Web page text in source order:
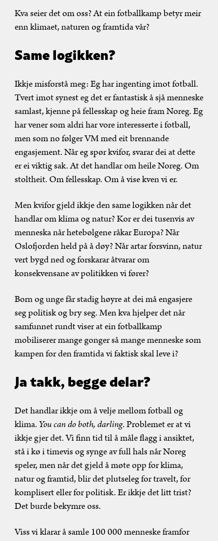
Kva seier det om oss? At ein fotballkamp betyr meir
enn klimaet, naturen og framtida vår?
Same logikken?
Ikkje misforstå meg: Eg har ingenting imot fotball.
Tvert imot synest eg det er fantastisk å sjå menneske
samlast, kjenne på fellesskap og heie fram Noreg. Eg
har vener som aldri har vore interesserte i fotball,
men som no følger VM med eit brennande
engasjement. Når eg spør kvifor, svarar dei at dette
er ei viktig sak. At det handlar om heile Noreg. Om
stoltheit. Om fellesskap. Om å vise kven vi er.
Men kvifor gjeld ikkje den same logikken når det
handlar om klima og natur? Kor er dei tusenvis av
menneska når hetebølgene råkar Europa? Når
Oslofjorden held på å døy? Når artar forsvinn, natur
vert bygd ned og forskarar åtvarar om
konsekvensane av politikken vi fører?
Born og unge får stadig høyre at dei må engasjere
seg politisk og bry seg. Men kva hjelper det når
samfunnet rundt viser at ein fotballkamp
mobiliserer mange gonger så mange menneske som
kampen for den framtida vi faktisk skal leve i?
Ja takk, begge delar?
Det handlar ikkje om å velje mellom fotball og
klima. You can do both, darling. Problemet er at vi
ikkje gjer det. Vi finn tid til å måle flagg i ansiktet,
stå i kø i timevis og synge av full hals når Noreg
speler, men når det gjeld å møte opp for klima,
natur og framtid, blir det plutseleg for travelt, for
komplisert eller for politisk. Er ikkje det litt trist?
Det burde bekymre oss.
Viss vi klarar å samle 100 000 menneske framfor